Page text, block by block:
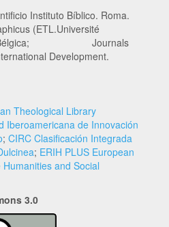
Instituto Bíblico. Roma.
(ETL.Université
Bélgica; Journals
Development.
Theological Library
Iberoamericana de Innovación
; CIRC Clasificación Integrada
; ERIH PLUS European
and Social
3.0